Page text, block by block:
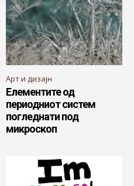
Арт и дизајн
Елементите од
периодниот систем
погледнати под
микроскоп